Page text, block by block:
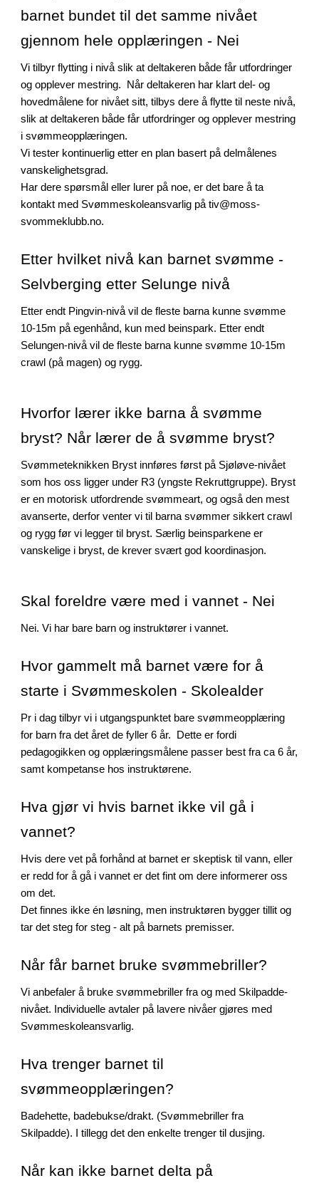
barnet bundet til det samme nivået
gjennom hele opplæringen - Nei
Vi tilbyr flytting i nivå slik at deltakeren både får utfordringer
og opplever mestring. Når deltakeren har klart del- og
hovedmålene for nivået sitt, tilbys dere å flytte til neste nivå,
slik at deltakeren både får utfordringer og opplever mestring
i svømmeopplæringen.
Vi tester kontinuerlig etter en plan basert på delmålenes
vanskelighetsgrad.
Har dere spørsmål eller lurer på noe, er det bare å ta
kontakt med Svømmeskoleansvarlig på tiv@moss-
svommeklubb.no.
Etter hvilket nivå kan barnet svømme -
Selvberging etter Selunge nivå
Etter endt Pingvin-nivå vil de fleste barna kunne svømme
10-15m på egenhånd, kun med beinspark. Etter endt
Selungen-nivå vil de fleste barna kunne svømme 10-15m
crawl (på magen) og rygg.
Hvorfor lærer ikke barna å svømme
bryst? Når lærer de å svømme bryst?
Svømmeteknikken Bryst innføres først på Sjøløve-nivået
som hos oss ligger under R3 (yngste Rekruttgruppe). Bryst
er en motorisk utfordrende svømmeart, og også den mest
avanserte, derfor venter vi til barna svømmer sikkert crawl
og rygg før vi legger til bryst. Særlig beinsparkene er
vanskelige i bryst, de krever svært god koordinasjon.
Skal foreldre være med i vannet - Nei
Nei. Vi har bare barn og instruktører i vannet.
Hvor gammelt må barnet være for å
starte i Svømmeskolen - Skolealder
Pr i dag tilbyr vi i utgangspunktet bare svømmeopplæring
for barn fra det året de fyller 6 år. Dette er fordi
pedagogikken og opplæringsmålene passer best fra ca 6 år,
samt kompetanse hos instruktørene.
Hva gjør vi hvis barnet ikke vil gå i
vannet?
Hvis dere vet på forhånd at barnet er skeptisk til vann, eller
er redd for å gå i vannet er det fint om dere informerer oss
om det.
Det finnes ikke én løsning, men instruktøren bygger tillit og
tar det steg for steg - alt på barnets premisser.
Når får barnet bruke svømmebriller?
Vi anbefaler å bruke svømmebriller fra og med Skilpadde-
nivået. Individuelle avtaler på lavere nivåer gjøres med
Svømmeskoleansvarlig.
Hva trenger barnet til
svømmeopplæringen?
Badehette, badebukse/drakt. (Svømmebriller fra
Skilpadde). I tillegg det den enkelte trenger til dusjing.
Når kan ikke barnet delta på